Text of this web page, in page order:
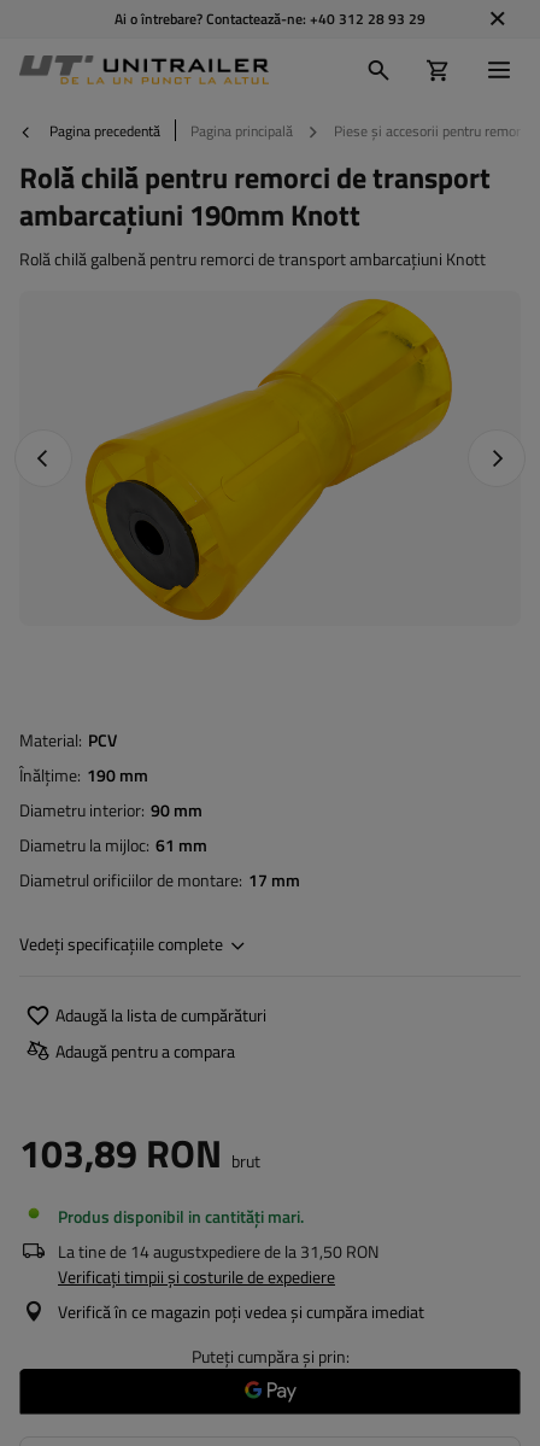
Ai o întrebare? Contactează-ne: +40 312 28 93 29
Pagina precedentă Pagina principală Piese și accesorii pentru remorci
Rolă chilă pentru remorci de transport
ambarcațiuni 190mm Knott
Rolă chilă galbenă pentru remorci de transport ambarcațiuni Knott
Fotografia anterioară
Material PCV
Înălțime 190 mm
Diametru interior 90 mm
Diametru la mijloc 61 mm
Diametrul orificiilor de montare 17 mm
Vedeți specificațiile complete
Adaugă la lista de cumpărături
Adaugă pentru a compara
103,89 RON brut
Produs disponibil in cantități mari
La tine de14 augustxpediere de la31,50 RON
Verificați timpii și costurile de expediere
Verifică în ce magazin poți vedea și cumpăra imediat
Puteți cumpăra și prin: